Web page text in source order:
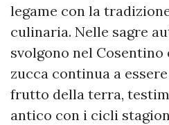
legame con la
culinaria. Nelle sagre
svolgono nel Cosentino
zucca continua a
frutto della terra,
antico con i cicli